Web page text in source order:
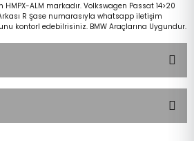
ALM markadır. Volkswagen Passat 14>20
R Şase numarasıyla whatsapp iletişim
kontorl edebilrisiniz. BMW Araçlarına Uygundur.